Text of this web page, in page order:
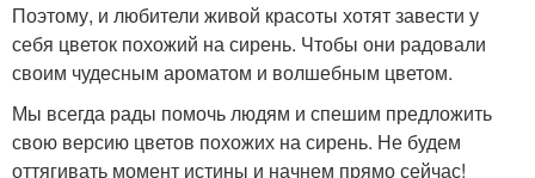
Поэтому, и любители живой красоты хотят завести у
себя цветок похожий на сирень. Чтобы они радовали
своим чудесным ароматом и волшебным цветом.
Мы всегда рады помочь людям и спешим предложить
свою версию цветов похожих на сирень. Не будем
оттягивать момент истины и начнем прямо сейчас!